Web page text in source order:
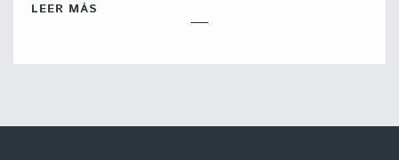
LEER MÁS